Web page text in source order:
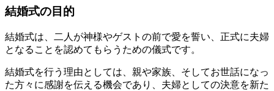
結婚式の目的
結婚式は、二人が神様やゲストの前で愛を誓い、正式に夫婦
となることを認めてもらうための儀式です。
結婚式を行う理由としては、親や家族、そしてお世話になっ
た方々に感謝を伝える機会であり、夫婦としての決意を新た